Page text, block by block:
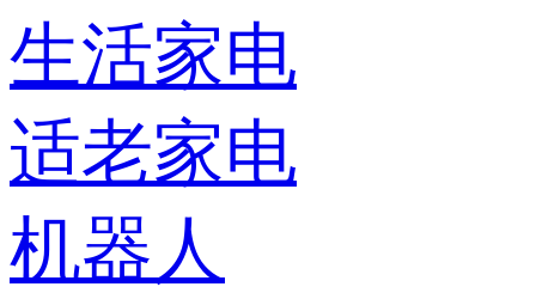
生活家电
适老家电
机器人